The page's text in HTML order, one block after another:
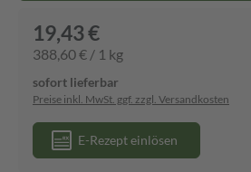
19,43 €
388,60 € / 1 kg
sofort lieferbar
Preise inkl. MwSt. ggf. zzgl. Versandkosten
E-Rezept einlösen